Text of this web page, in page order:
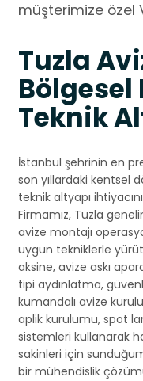
müşterimize özel
Tuzla
Bölgesel
Teknik
İstanbul şehrinin en
son yıllardaki kentsel
teknik altyapı
Firmamız, Tuzla
avize montajı
uygun tekniklerle
aksine, avize askı
tipi aydınlatma,
kumandalı avize
aplik kurulumu, spot
sistemleri kullanarak
sakinleri için
bir mühendislik